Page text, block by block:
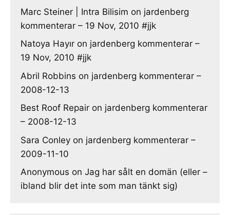
Marc Steiner | Intra Bilisim on jardenberg
kommenterar – 19 Nov, 2010 #jjk
Natoya Hayır on jardenberg kommenterar –
19 Nov, 2010 #jjk
Abril Robbins on jardenberg kommenterar –
2008-12-13
Best Roof Repair on jardenberg kommenterar
– 2008-12-13
Sara Conley on jardenberg kommenterar –
2009-11-10
Anonymous on Jag har sålt en domän (eller –
ibland blir det inte som man tänkt sig)